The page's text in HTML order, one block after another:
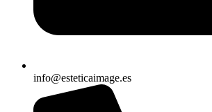
info@esteticaimage.es